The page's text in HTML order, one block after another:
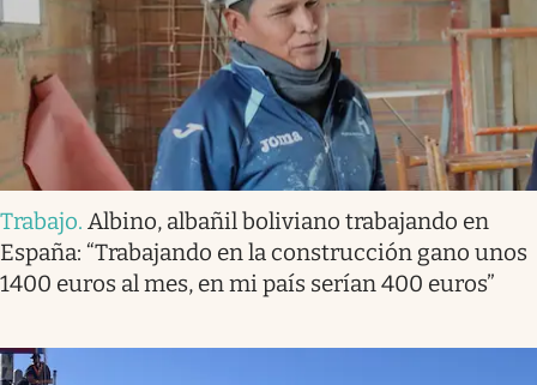
Trabajo. Albino, albañil boliviano trabajando en
España: “Trabajando en la construcción gano unos
1400 euros al mes, en mi país serían 400 euros”